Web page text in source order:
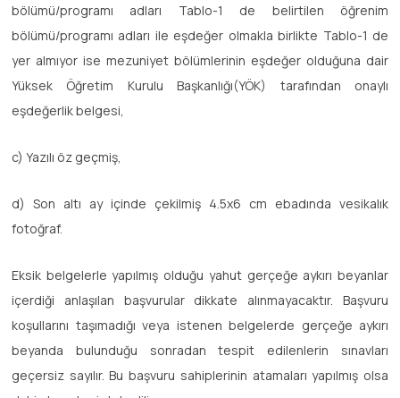
bölümü/programı adları Tablo-1 de belirtilen öğrenim
bölümü/programı adları ile eşdeğer olmakla birlikte Tablo-1 de
yer almıyor ise mezuniyet bölümlerinin eşdeğer olduğuna dair
Yüksek Öğretim Kurulu Başkanlığı(YÖK) tarafından onaylı
eşdeğerlik belgesi,
c) Yazılı öz geçmiş,
d) Son altı ay içinde çekilmiş 4.5x6 cm ebadında vesikalık
fotoğraf.
Eksik belgelerle yapılmış olduğu yahut gerçeğe aykırı beyanlar
içerdiği anlaşılan başvurular dikkate alınmayacaktır. Başvuru
koşullarını taşımadığı veya istenen belgelerde gerçeğe aykırı
beyanda bulunduğu sonradan tespit edilenlerin sınavları
geçersiz sayılır. Bu başvuru sahiplerinin atamaları yapılmış olsa